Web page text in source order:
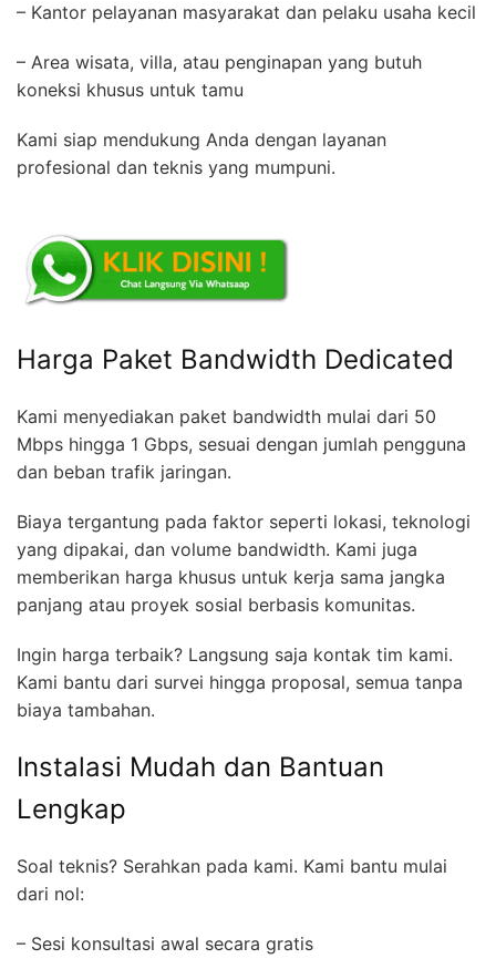
– Kantor pelayanan masyarakat dan pelaku usaha kecil
– Area wisata, villa, atau penginapan yang butuh
koneksi khusus untuk tamu
Kami siap mendukung Anda dengan layanan
profesional dan teknis yang mumpuni.
Harga Paket Bandwidth Dedicated
Kami menyediakan paket bandwidth mulai dari 50
Mbps hingga 1 Gbps, sesuai dengan jumlah pengguna
dan beban trafik jaringan.
Biaya tergantung pada faktor seperti lokasi, teknologi
yang dipakai, dan volume bandwidth. Kami juga
memberikan harga khusus untuk kerja sama jangka
panjang atau proyek sosial berbasis komunitas.
Ingin harga terbaik? Langsung saja kontak tim kami.
Kami bantu dari survei hingga proposal, semua tanpa
biaya tambahan.
Instalasi Mudah dan Bantuan
Lengkap
Soal teknis? Serahkan pada kami. Kami bantu mulai
dari nol:
– Sesi konsultasi awal secara gratis